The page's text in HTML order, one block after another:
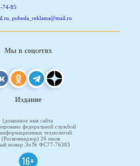
74-85
, pobeda_reklama@mail.ru
Мы в соцсетях
Издание
(доменное имя сайта
федеральной службой
технологий
26 июля
номер Эл № ФС77-76383
16+